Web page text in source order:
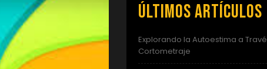
Últimos artículos
Explorando la Autoestima a
Cortometraje